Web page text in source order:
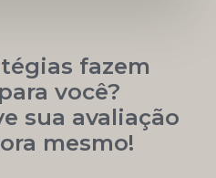
fazem
você?
sua avaliação
mesmo!